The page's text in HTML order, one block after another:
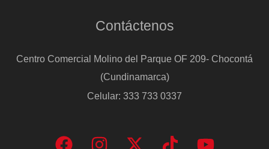
Contáctenos
Centro Comercial Molino del Parque OF 209- Chocontá
(Cundinamarca)
Celular: 333 733 0337